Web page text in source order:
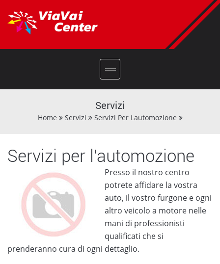
Servizi
Home Servizi Servizi Per Lautomozione
Servizi per l'automozione
Presso il nostro centro
potrete affidare la vostra
auto, il vostro furgone e ogni
altro veicolo a motore nelle
mani di professionisti
qualificati che si
prenderanno cura di ogni dettaglio.